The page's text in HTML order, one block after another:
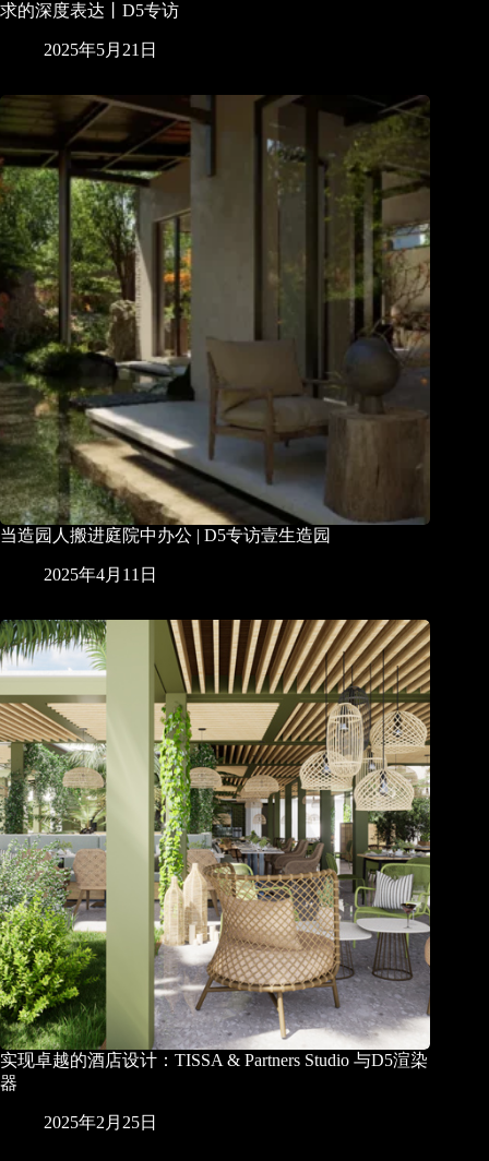
求的深度表达丨D5专访
2025年5月21日
当造园人搬进庭院中办公 | D5专访壹生造园
2025年4月11日
实现卓越的酒店设计：TISSA & Partners Studio 与D5渲染
器
2025年2月25日